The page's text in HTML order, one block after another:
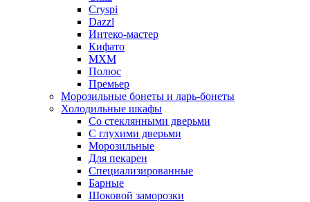
Cryspi
Dazzl
Интеко-мастер
Кифато
МХМ
Полюс
Премьер
Морозильные бонеты и ларь-бонеты
Холодильные шкафы
Со стеклянными дверьми
С глухими дверьми
Морозильные
Для пекарен
Специализированные
Барные
Шоковой заморозки